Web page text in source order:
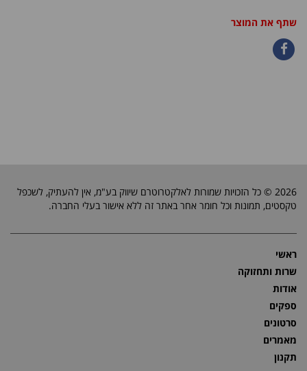
שתף את המוצר
2026 © כל הזכויות שמורות לאלקטרוטרם שיווק בע"מ, אין להעתיק, לשכפל
טקסטים, תמונות וכל חומר אחר באתר זה ללא אישור בעלי החברה.
ראשי
שרות ותחזוקה
אודות
ספקים
סרטונים
מאמרים
תקנון